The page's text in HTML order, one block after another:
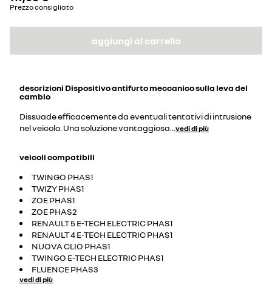
Prezzo consigliato
aggiungi al carrello
descrizioni Dispositivo antifurto meccanico sulla leva del
cambio
Dissuade efficacemente da eventuali tentativi di intrusione
nel veicolo. Una soluzione vantaggiosa
vedi di più
veicoli compatibili
TWINGO PHAS1
TWIZY PHAS1
ZOE PHAS1
ZOE PHAS2
RENAULT 5 E-TECH ELECTRIC PHAS1
RENAULT 4 E-TECH ELECTRIC PHAS1
NUOVA CLIO PHAS1
TWINGO E-TECH ELECTRIC PHAS1
FLUENCE PHAS3
vedi di più